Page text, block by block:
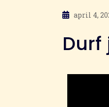
april 4,
Durf